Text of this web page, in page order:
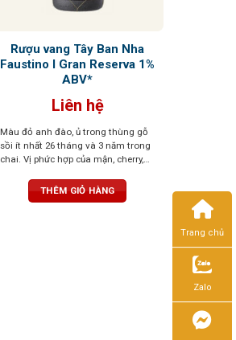
Rượu vang Tây Ban Nha
Faustino I Gran Reserva 1%
ABV*
Liên hệ
Màu đỏ anh đào, ủ trong thùng gỗ
sồi ít nhất 26 tháng và 3 năm trong
chai. Vị phức hợp của mận, cherry,
hậu vị sâu lắngTHÊM GIỎ HÀNG
Trang chủ
Zalo